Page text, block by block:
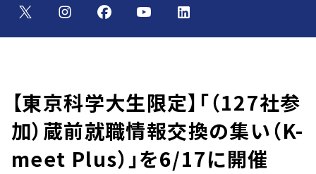
【東京科学大生限定】「（127社参
加）蔵前就職情報交換の集い（K-
meet Plus）」を6/17に開催